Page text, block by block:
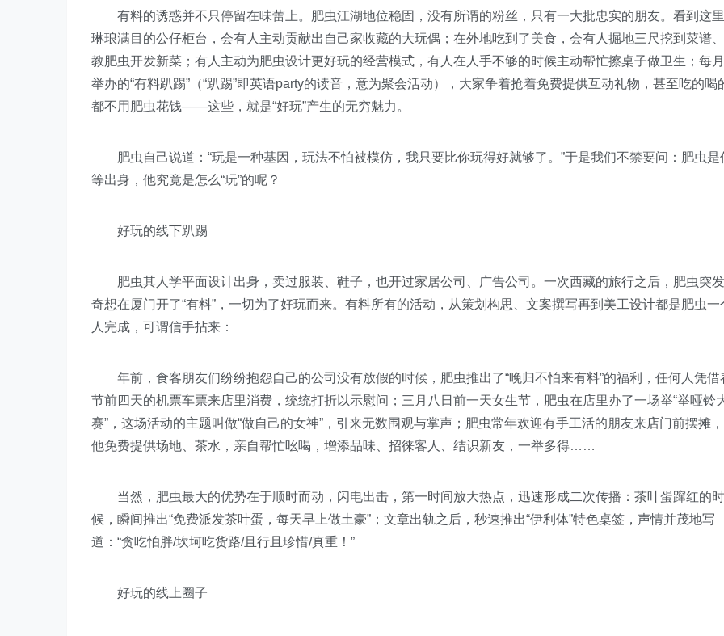
有料的诱惑并不只停留在味蕾上。肥虫江湖地位稳固，没有所谓的粉丝，只有一大批忠实的朋友。看到这里
琳琅满目的公仔柜台，会有人主动贡献出自己家收藏的大玩偶；在外地吃到了美食，会有人掘地三尺挖到菜谱、
教肥虫开发新菜；有人主动为肥虫设计更好玩的经营模式，有人在人手不够的时候主动帮忙擦桌子做卫生；每月
举办的“有料趴踢”（“趴踢”即英语party的读音，意为聚会活动），大家争着抢着免费提供互动礼物，甚至吃的喝
都不用肥虫花钱——这些，就是“好玩”产生的无穷魅力。
肥虫自己说道：“玩是一种基因，玩法不怕被模仿，我只要比你玩得好就够了。”于是我们不禁要问：肥虫是
等出身，他究竟是怎么“玩”的呢？
好玩的线下趴踢
肥虫其人学平面设计出身，卖过服装、鞋子，也开过家居公司、广告公司。一次西藏的旅行之后，肥虫突发
奇想在厦门开了“有料”，一切为了好玩而来。有料所有的活动，从策划构思、文案撰写再到美工设计都是肥虫一
人完成，可谓信手拈来：
年前，食客朋友们纷纷抱怨自己的公司没有放假的时候，肥虫推出了“晚归不怕来有料”的福利，任何人凭借
节前四天的机票车票来店里消费，统统打折以示慰问；三月八日前一天女生节，肥虫在店里办了一场举“举哑铃
赛”，这场活动的主题叫做“做自己的女神”，引来无数围观与掌声；肥虫常年欢迎有手工活的朋友来店门前摆摊，
他免费提供场地、茶水，亲自帮忙吆喝，增添品味、招徕客人、结识新友，一举多得……
当然，肥虫最大的优势在于顺时而动，闪电出击，第一时间放大热点，迅速形成二次传播：茶叶蛋蹿红的时
候，瞬间推出“免费派发茶叶蛋，每天早上做土豪”；文章出轨之后，秒速推出“伊利体”特色桌签，声情并茂地写
道：“贪吃怕胖/坎坷吃货路/且行且珍惜/真重！”
好玩的线上圈子